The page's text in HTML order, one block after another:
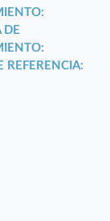
DE
REFERENCIA: